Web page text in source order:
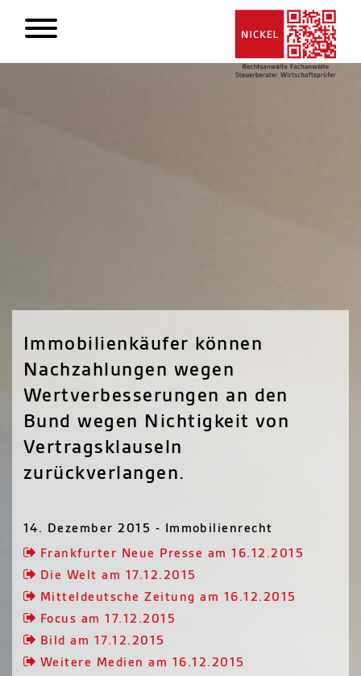
Immobilienkäufer können
Nachzahlungen wegen
Wertverbesserungen an den
Bund wegen Nichtigkeit von
Vertragsklauseln
zurückverlangen.
14. Dezember 2015 - Immobilienrecht
Frankfurter Neue Presse am 16.12.2015
Die Welt am 17.12.2015
Mitteldeutsche Zeitung am 16.12.2015
Focus am 17.12.2015
Bild am 17.12.2015
Weitere Medien am 16.12.2015